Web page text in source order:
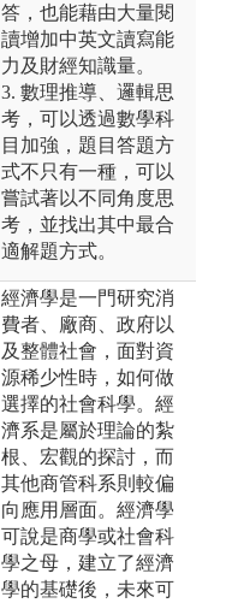
答，也能藉由大量閱
讀增加中英文讀寫能
力及財經知識量。
3. 數理推導、邏輯思
考，可以透過數學科
目加強，題目答題方
式不只有一種，可以
嘗試著以不同角度思
考，並找出其中最合
適解題方式。
經濟學是一門研究消
費者、廠商、政府以
及整體社會，面對資
源稀少性時，如何做
選擇的社會科學。經
濟系是屬於理論的紮
根、宏觀的探討，而
其他商管科系則較偏
向應用層面。經濟學
可說是商學或社會科
學之母，建立了經濟
學的基礎後，未來可